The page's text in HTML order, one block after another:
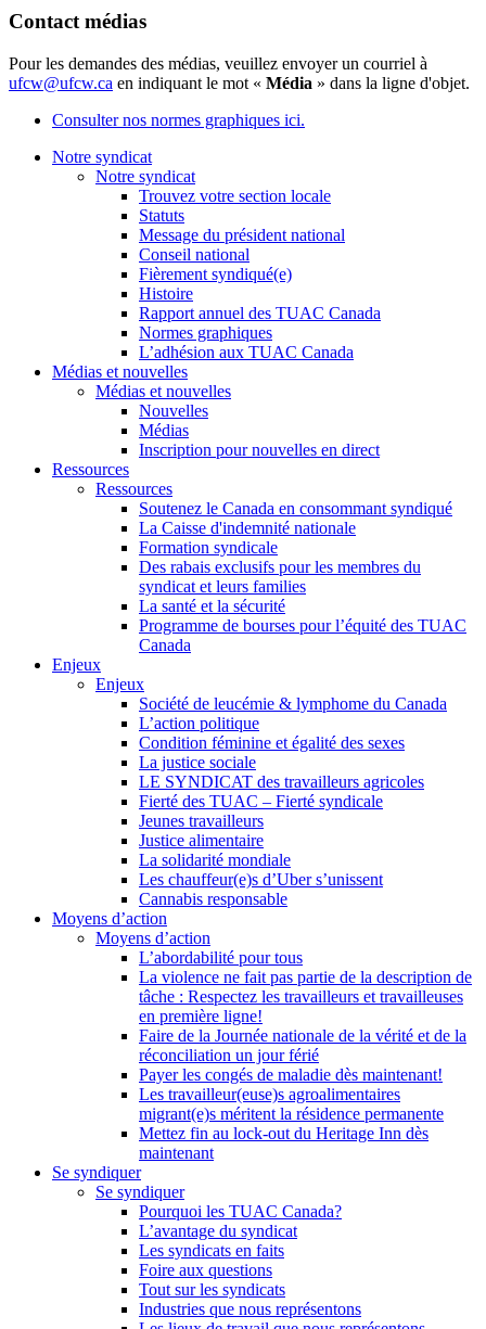
Contact médias
Pour les demandes des médias, veuillez envoyer un courriel à
ufcw@ufcw.ca en indiquant le mot « Média » dans la ligne d'objet.
Consulter nos normes graphiques ici.
Notre syndicat
Notre syndicat
Trouvez votre section locale
Statuts
Message du président national
Conseil national
Fièrement syndiqué(e)
Histoire
Rapport annuel des TUAC Canada
Normes graphiques
L’adhésion aux TUAC Canada
Médias et nouvelles
Médias et nouvelles
Nouvelles
Médias
Inscription pour nouvelles en direct
Ressources
Ressources
Soutenez le Canada en consommant syndiqué
La Caisse d'indemnité nationale
Formation syndicale
Des rabais exclusifs pour les membres du
syndicat et leurs families
La santé et la sécurité
Programme de bourses pour l’équité des TUAC
Canada
Enjeux
Enjeux
Société de leucémie & lymphome du Canada
L’action politique
Condition féminine et égalité des sexes
La justice sociale
LE SYNDICAT des travailleurs agricoles
Fierté des TUAC – Fierté syndicale
Jeunes travailleurs
Justice alimentaire
La solidarité mondiale
Les chauffeur(e)s d’Uber s’unissent
Cannabis responsable
Moyens d’action
Moyens d’action
L’abordabilité pour tous
La violence ne fait pas partie de la description de
tâche : Respectez les travailleurs et travailleuses
en première ligne!
Faire de la Journée nationale de la vérité et de la
réconciliation un jour férié
Payer les congés de maladie dès maintenant!
Les travailleur(euse)s agroalimentaires
migrant(e)s méritent la résidence permanente
Mettez fin au lock-out du Heritage Inn dès
maintenant
Se syndiquer
Se syndiquer
Pourquoi les TUAC Canada?
L’avantage du syndicat
Les syndicats en faits
Foire aux questions
Tout sur les syndicats
Industries que nous représentons